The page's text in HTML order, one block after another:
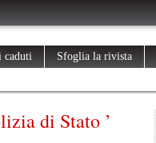
caduti Sfoglia la rivista
di Stato ’